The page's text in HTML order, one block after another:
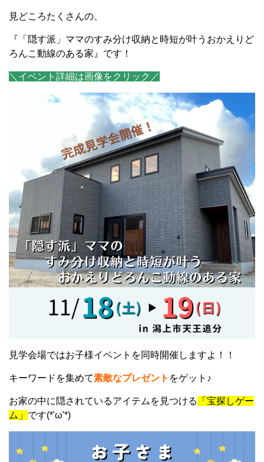
見どころたくさんの、
『「隠す派」ママのすみ分け収納と時短が叶うおかえりど
ろんこ動線のある家』です！
＼イベント詳細は画像をクリック／
見学会場ではお子様イベントを同時開催しますよ！！
キーワードを集めて素敵なプレゼント をゲット♪
お家の中に隠されているアイテムを見つける
「宝探しゲー
ム」 です(*'ω'*)